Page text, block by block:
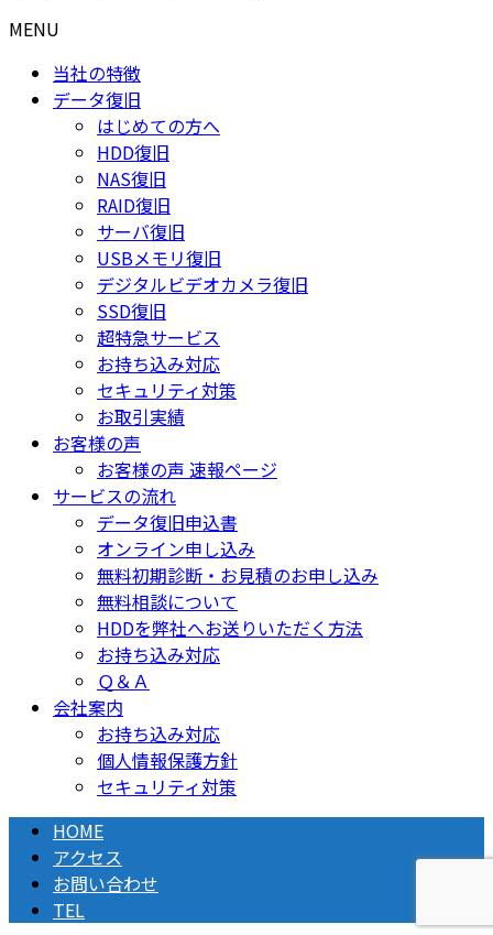
MENU
当社の特徴
データ復旧
はじめての方へ
HDD復旧
NAS復旧
RAID復旧
サーバ復旧
USBメモリ復旧
デジタルビデオカメラ復旧
SSD復旧
超特急サービス
お持ち込み対応
セキュリティ対策
お取引実績
お客様の声
お客様の声 速報ページ
サービスの流れ
データ復旧申込書
オンライン申し込み
無料初期診断・お見積のお申し込み
無料相談について
HDDを弊社へお送りいただく方法
お持ち込み対応
Ｑ＆Ａ
会社案内
お持ち込み対応
個人情報保護方針
セキュリティ対策
HOME
アクセス
お問い合わせ
TEL